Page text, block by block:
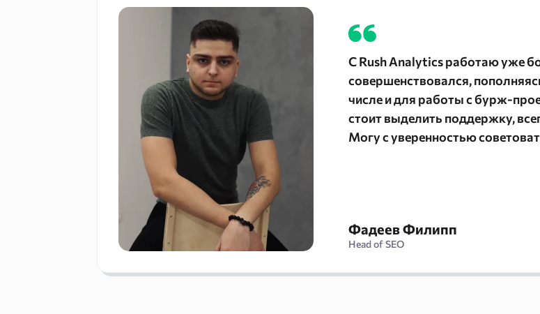
С Rush Analytics работаю уже
совершенствовался,
числе и для работы с бурж-
стоит выделить поддержку,
Могу с уверенностью
Фадеев Филипп
Head of SEO